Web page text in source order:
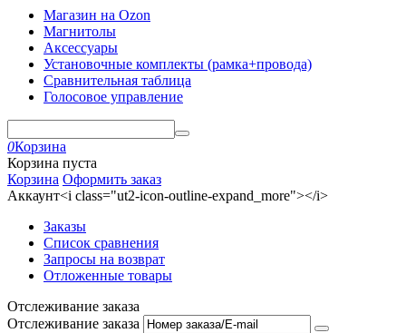
Магазин на Ozon
Магнитолы
Аксессуары
Установочные комплекты (рамка+провода)
Сравнительная таблица
Голосовое управление
0Корзина
Корзина пуста
Корзина Оформить заказ
Аккаунт<i class="ut2-icon-outline-expand_more"></i>
Заказы
Список сравнения
Запросы на возврат
Отложенные товары
Отслеживание заказа
Отслеживание заказа